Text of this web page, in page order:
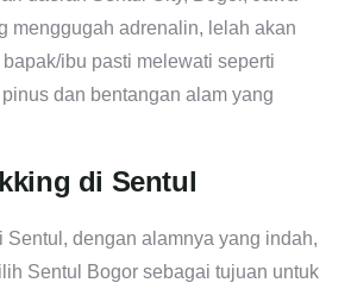
menggugah adrenalin, lelah akan
ibu pasti melewati seperti
dan bentangan alam yang
di Sentul
Sentul, dengan alamnya yang indah,
Sentul Bogor sebagai tujuan untuk